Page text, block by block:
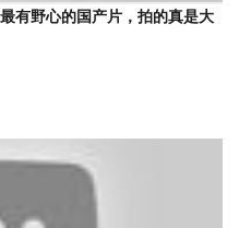
有野心的国产片，拍的真是大